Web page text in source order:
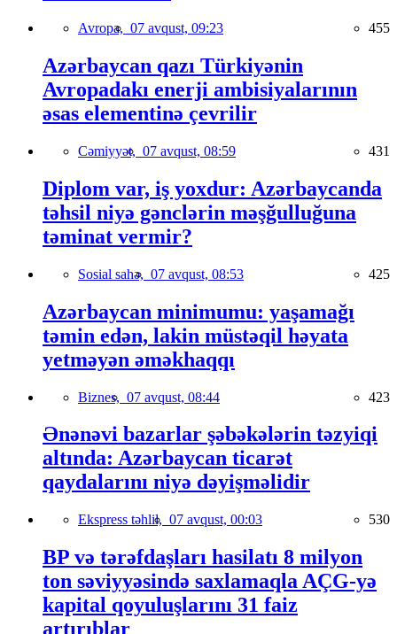
Avropa, 07 avqust, 09:23 455
Azərbaycan qazı Türkiyənin
Avropadakı enerji ambisiyalarının
əsas elementinə çevrilir
Cəmiyyət, 07 avqust, 08:59 431
Diplom var, iş yoxdur: Azərbaycanda
təhsil niyə gənclərin məşğulluğuna
təminat vermir?
Sosial sahə, 07 avqust, 08:53 425
Azərbaycan minimumu: yaşamağı
təmin edən, lakin müstəqil həyata
yetməyən əməkhaqqı
Biznes, 07 avqust, 08:44 423
Ənənəvi bazarlar şəbəkələrin təzyiqi
altında: Azərbaycan ticarət
qaydalarını niyə dəyişməlidir
Ekspress təhlil, 07 avqust, 00:03 530
BP və tərəfdaşları hasilatı 8 milyon
ton səviyyəsində saxlamaqla AÇG-yə
kapital qoyuluşlarını 31 faiz
artırıblar